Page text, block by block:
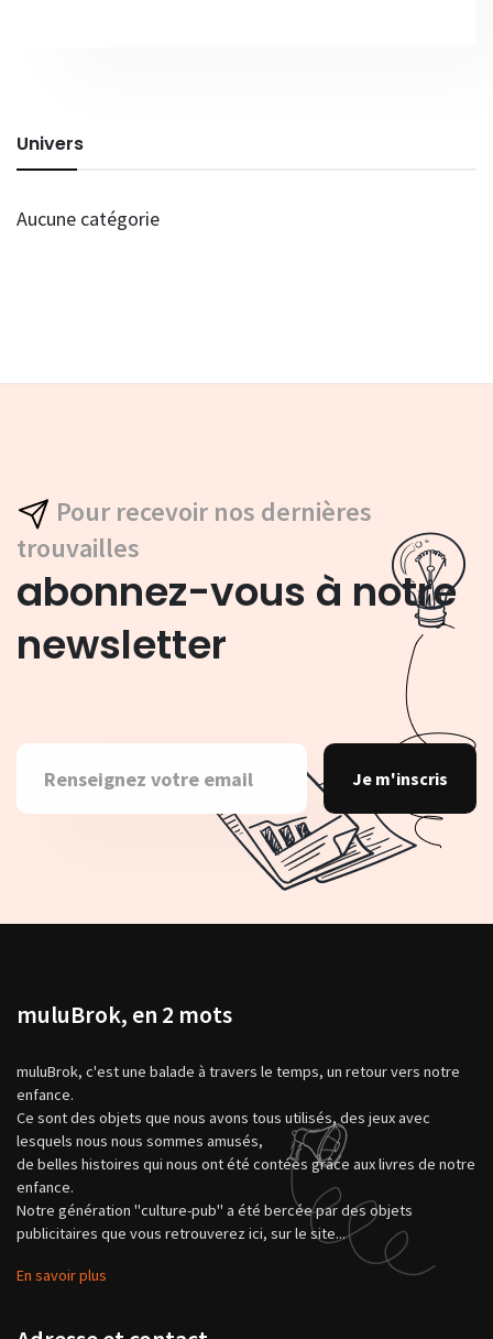
Univers
Aucune catégorie
Pour recevoir nos dernières
trouvailles
abonnez-vous à notre
newsletter
Je m'inscris
muluBrok, en 2 mots
muluBrok, c'est une balade à travers le temps, un retour vers notre
enfance.
Ce sont des objets que nous avons tous utilisés, des jeux avec
lesquels nous nous sommes amusés,
de belles histoires qui nous ont été contées grâce aux livres de notre
enfance.
Notre génération "culture-pub" a été bercée par des objets
publicitaires que vous retrouverez ici, sur le site...
En savoir plus